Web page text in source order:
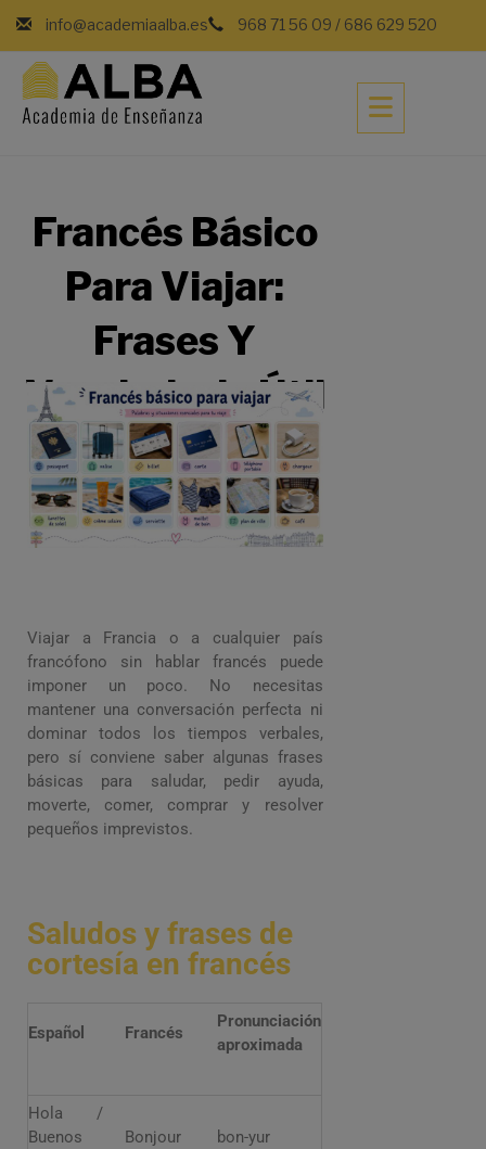
info@academiaalba.es 968 71 56 09 / 686 629 520
Francés Básico
Para Viajar:
Frases Y
Vocabulario Útil
Para Tus
Vacaciones
Viajar a Francia o a cualquier país
francófono sin hablar francés puede
imponer un poco. No necesitas
mantener una conversación perfecta ni
dominar todos los tiempos verbales,
pero sí conviene saber algunas frases
básicas para saludar, pedir ayuda,
moverte, comer, comprar y resolver
pequeños imprevistos.
Saludos y frases de
cortesía en francés
Español Francés
Pronunciación
aproximada
Hola /
Buenos
Bonjour bon-yur